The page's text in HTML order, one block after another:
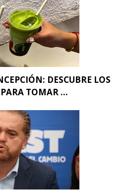
DESCUBRE LOS
PARA TOMAR ...